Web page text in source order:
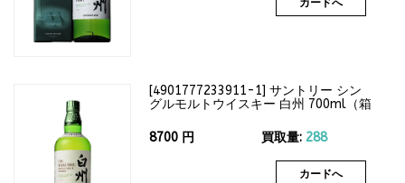
カードへ
[4901777233911-1] サントリー シン
グルモルトウイスキー 白州 700ml（箱
8700 円 買取量: 288
カードへ